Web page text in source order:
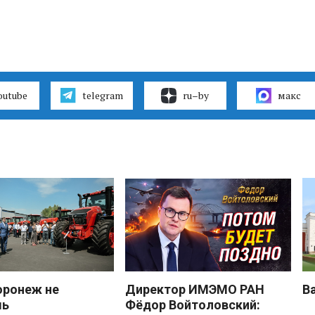
telegram ru–by макс
не
Директор ИМЭМО РАН
Фёдор Войтоловский: